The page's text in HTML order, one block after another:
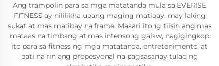
Ang trampolin para sa mga matatanda mula sa EVERISE
FITNESS ay nililikha upang maging matibay, may laking
sukat at mas matibay na frame. Maaari itong tiisin ang mas
mataas na timbang at mas intensong galaw, nagigingkop
ito para sa fitness ng mga matatanda, entretenimento, at
pati na rin ang propesyonal na pagsasanay tulad ng